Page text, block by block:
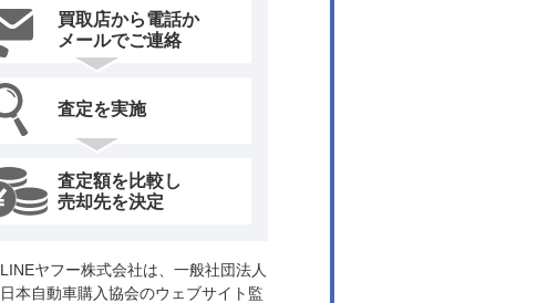
買取店から電話か
メールでご連絡
査定を実施
査定額を比較し
売却先を決定
LINEヤフー株式会社は、一般社団法人
日本自動車購入協会のウェブサイト監